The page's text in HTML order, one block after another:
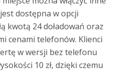
dostępna w opcji
kwotą 24 doładowań oraz
cenami telefonów. Klienci
w wersji bez telefonu
10 zł, dzięki czemu